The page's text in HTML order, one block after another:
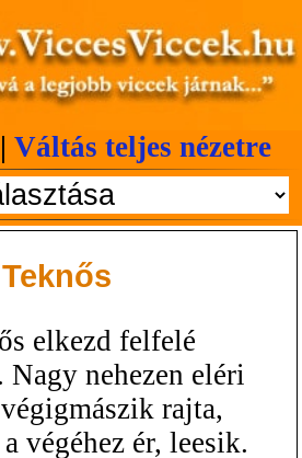
Váltás teljes nézetre
Teknős
elkezd felfelé
Nagy nehezen eléri
rajta,
végéhez ér, leesik.